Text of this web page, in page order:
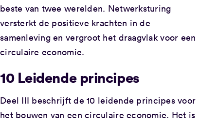
beste van twee werelden. Netwerksturing
versterkt de positieve krachten in de
samenleving en vergroot het draagvlak voor een
circulaire economie.
10 Leidende principes
Deel III beschrijft de 10 leidende principes voor
het bouwen van een circulaire economie. Het is